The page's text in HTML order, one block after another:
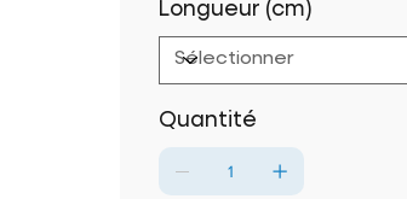
Longueur (cm)
Quantité